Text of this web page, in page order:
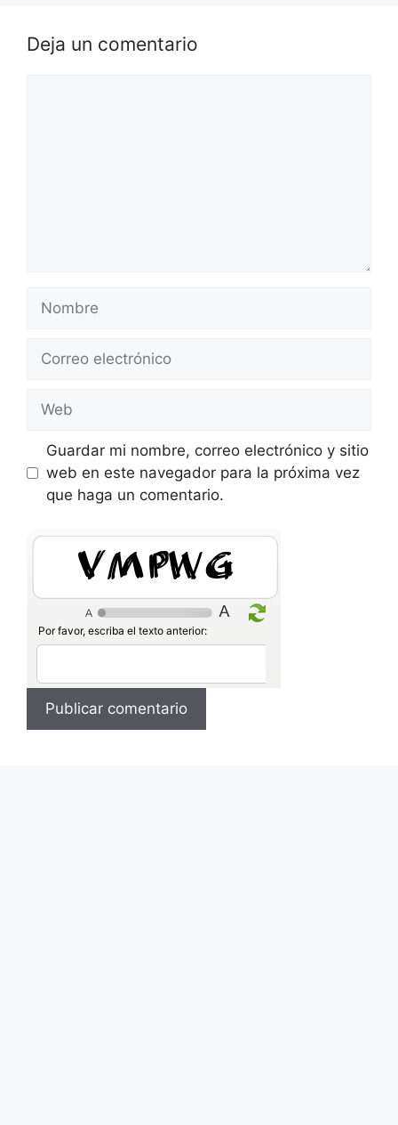
Deja un comentario
Nombre
Correo
Web
Guardar mi nombre, correo electrónico y sitio
web en este navegador para la próxima vez
que haga un comentario.
HrodR
Por favor, escriba el texto anterior: